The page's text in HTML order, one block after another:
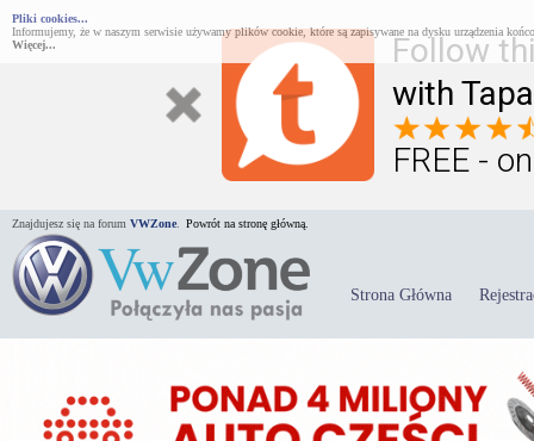
Follow
with
FREE -
Pliki cookies...
Informujemy, że w naszym serwisie używamy plików cookie, które są zapisywane na dysku urządzenia
Więcej...
Znajdujesz się na forum VWZone Powrót na stronę główną.
Strona Główna